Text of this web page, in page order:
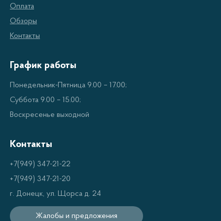
Отбивные молотки с металлической головкой
– классический вариант, который идеально
подходит для размягчения мяса и рыбы.
более легкие и удобные в использовании, но
могут быть менее эффективными при
отбивании более толстых кусков мяса.
Отбивные молотки с текстурированной
помогают создать красивый рисунок на
поверхности мяса и ускоряют процесс
приготовления.
Преимущества использования
Оплата
Обзоры
Контакты
График работы
Понедельник-Пятница 9.00 – 17.00;
Суббота 9.00 – 15.00;
Воскресенье выходной
Контакты
+7(949) 347-21-22
+7(949) 347-21-20
г. Донецк, ул. Щорса д. 24
Жалобы и предложения